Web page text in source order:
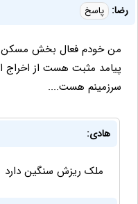
رضا: پاسخ
من خودم فعال بخش مسکن
پیامد مثبت هست از اخراج
سرزمینم هست....
هادی:
ملک ریزش سنگین دارد